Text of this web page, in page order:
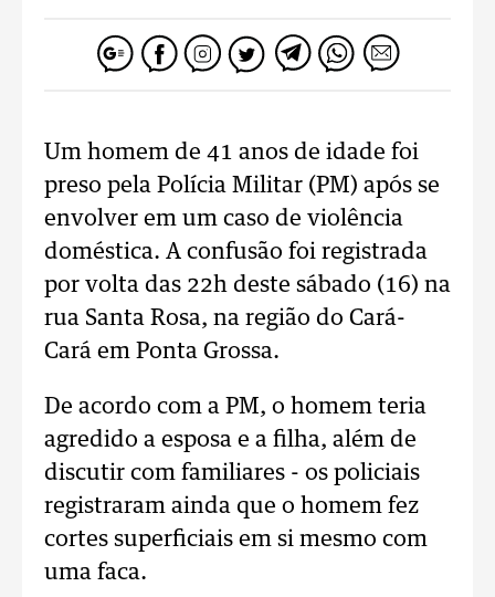
Um homem de 41 anos de idade foi
preso pela Polícia Militar (PM) após se
envolver em um caso de violência
doméstica. A confusão foi registrada
por volta das 22h deste sábado (16) na
rua Santa Rosa, na região do Cará-
Cará em Ponta Grossa.
De acordo com a PM, o homem teria
agredido a esposa e a filha, além de
discutir com familiares - os policiais
registraram ainda que o homem fez
cortes superficiais em si mesmo com
uma faca.